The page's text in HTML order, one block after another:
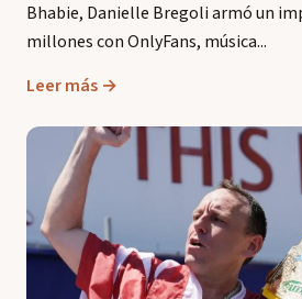
Bhabie, Danielle Bregoli armó un
millones con OnlyFans, música...
Leer más →